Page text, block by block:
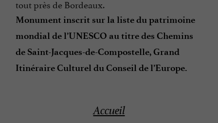
tout près de Bordeaux.
Monument inscrit sur la liste du patrimoine
mondial de l’UNESCO au titre des Chemins
de Saint-Jacques-de-Compostelle, Grand
Itinéraire Culturel du Conseil de l’Europe.
Accueil